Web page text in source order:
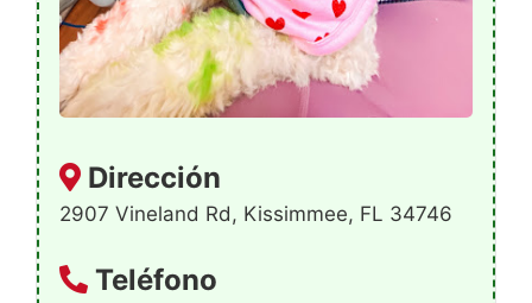
Dirección
2907 Vineland Rd, Kissimmee, FL 34746
Teléfono